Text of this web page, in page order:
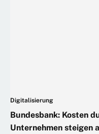
Digitalisierung
Bundesbank: Kosten
Unternehmen steigen